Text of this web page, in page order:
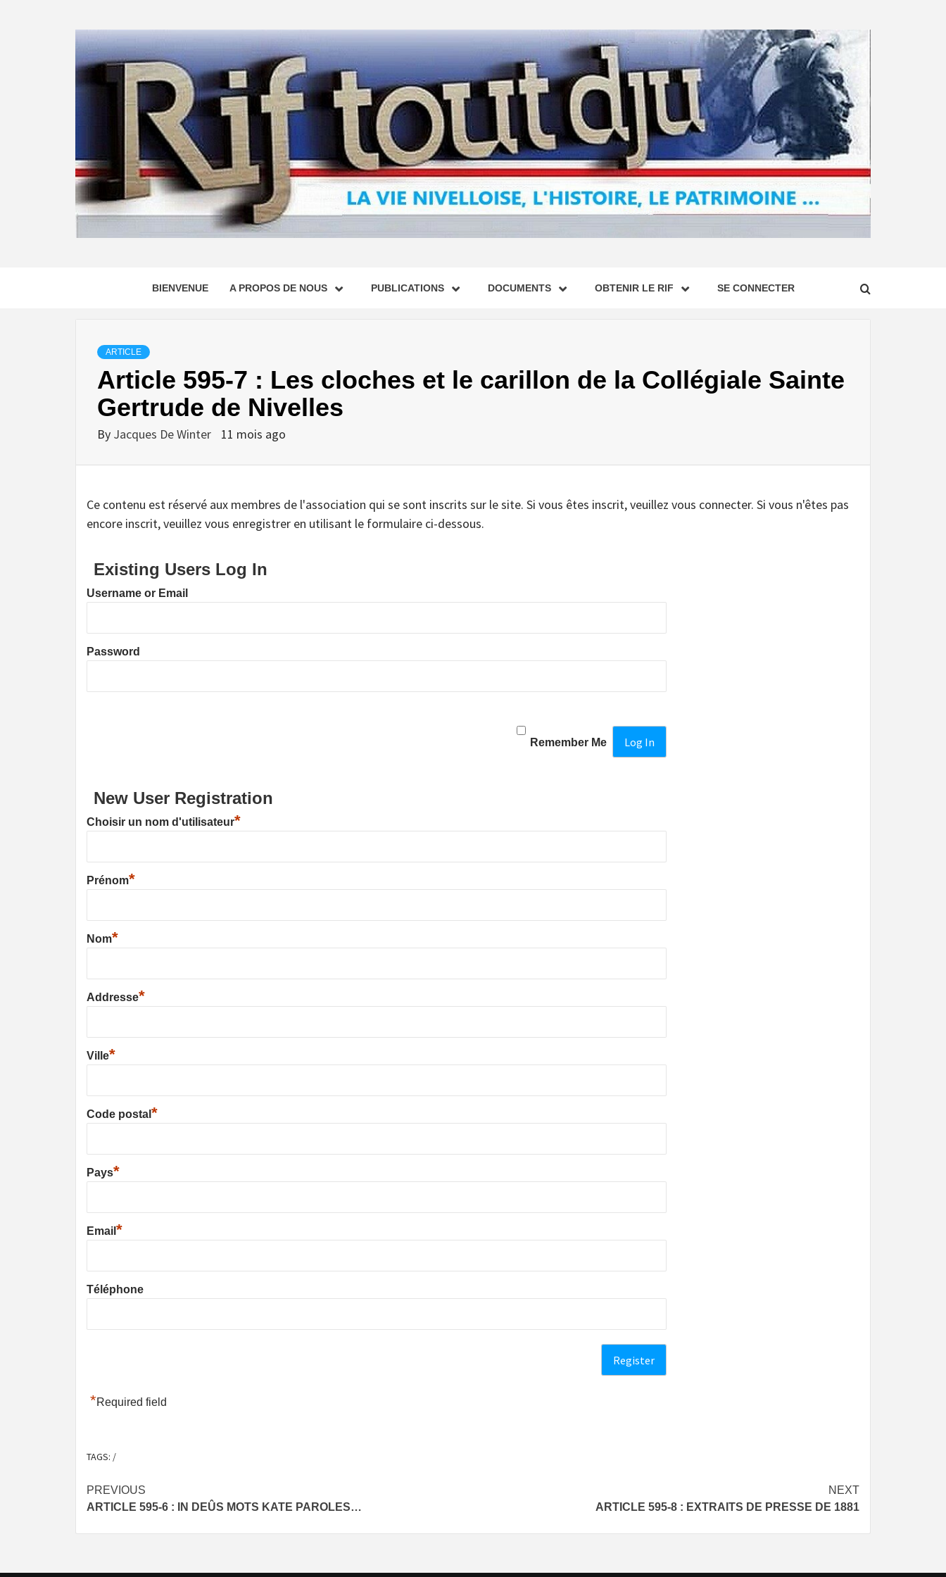
BIENVENUE A PROPOS DE NOUS PUBLICATIONS DOCUMENTS OBTENIR LE RIF SE CONNECTER
ARTICLE
Article 595-7 : Les cloches et le carillon de la Collégiale Sainte
Gertrude de Nivelles
By Jacques De Winter 11 mois ago
Ce contenu est réservé aux membres de l'association qui se sont inscrits sur le site. Si vous êtes inscrit, veuillez vous connecter. Si vous n'êtes pas
encore inscrit, veuillez vous enregistrer en utilisant le formulaire ci-dessous.
Existing Users Log In
Username or Email
Password
Remember Me
New User Registration
Choisir un nom d'utilisateur*
Prénom*
Nom*
Addresse*
Ville*
Code postal *
Pays*
Email *
Téléphone
*Required field
TAGS: /
Post
navigation
PREVIOUS
ARTICLE 595-6 : IN DEÛS MOTS KATE PAROLES…
NEXT
ARTICLE 595-8 : EXTRAITS DE PRESSE DE 1881